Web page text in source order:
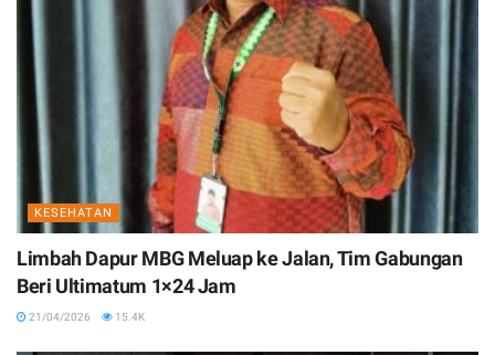
KESEHATAN
Limbah Dapur MBG Meluap ke Jalan, Tim Gabungan
Beri Ultimatum 1×24 Jam
21/04/2026 15.4K